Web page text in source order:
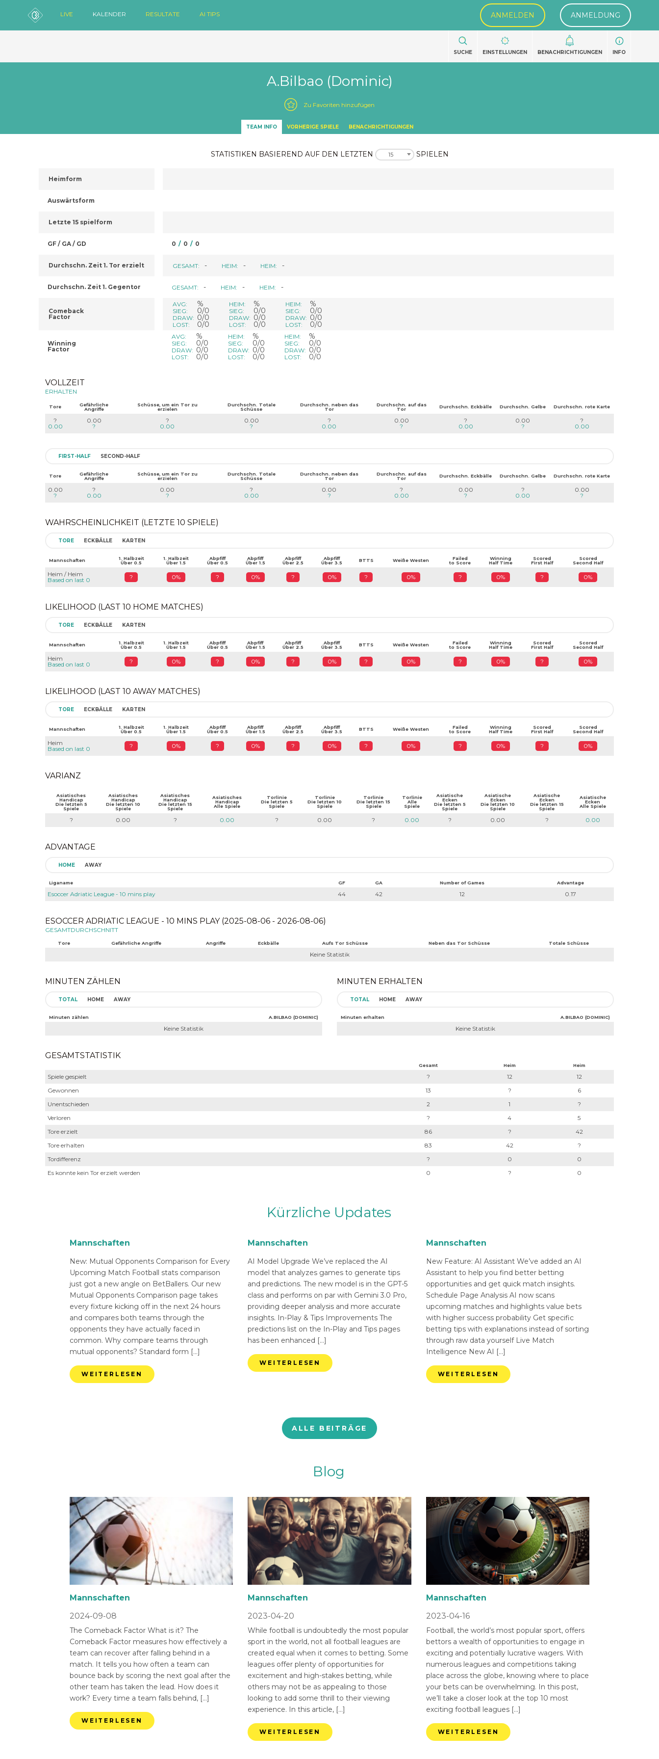
LIVE KALENDER RESULTATE AI TIPS ANMELDEN ANMELDUNG
SUCHE EINSTELLUNGEN BENACHRICHTIGUNGEN INFO
A.Bilbao (Dominic)
Zu Favoriten hinzufügen
TEAM INFO VORHERIGE SPIELE BENACHRICHTIGUNGEN
STATISTIKEN BASIEREND AUF DEN LETZTEN 15 SPIELEN
Heimform
Auswärtsform
Letzte 15 spielform
GF / GA / GD
Durchschn. Zeit 1. Tor erzielt
Durchschn. Zeit 1. Gegentor
Comeback
Factor
Winning
Factor
0 / 0 / 0
GESAMT: - HEIM: - HEIM: -
GESAMT: - HEIM: - HEIM: -
AVG: %
SIEG: 0/0
DRAW: 0/0
LOST: 0/0
HEIM: %
SIEG: 0/0
DRAW: 0/0
LOST: 0/0
HEIM: %
SIEG: 0/0
DRAW: 0/0
LOST: 0/0
AVG: %
SIEG: 0/0
DRAW: 0/0
LOST: 0/0
HEIM: %
SIEG: 0/0
DRAW: 0/0
LOST: 0/0
HEIM: %
SIEG: 0/0
DRAW: 0/0
LOST: 0/0
VOLLZEIT
ERHALTEN
Tore
Gefährliche
Angriffe
Schüsse, um ein Tor zu
erzielen
Durchschn. Totale
Schüsse
Durchschn. neben das
Tor
Durchschn. auf das
Tor
Durchschn. Eckbälle Durchschn. Gelbe Durchschn. rote Karte
?
0.00
0.00
?
?
0.00
0.00
?
?
0.00
0.00
?
?
0.00
0.00
?
?
0.00
FIRST-HALF SECOND-HALF
Tore
Gefährliche
Angriffe
Schüsse, um ein Tor zu
erzielen
Durchschn. Totale
Schüsse
Durchschn. neben das
Tor
Durchschn. auf das
Tor
Durchschn. Eckbälle Durchschn. Gelbe Durchschn. rote Karte
0.00
?
?
0.00
0.00
?
?
0.00
0.00
?
?
0.00
0.00
?
?
0.00
0.00
?
WAHRSCHEINLICHKEIT (LETZTE 10 SPIELE)
TORE ECKBÄLLE KARTEN
Mannschaften
1. Halbzeit
Über 0.5
1. Halbzeit
Über 1.5
Abpfiff
Über 0.5
Abpfiff
Über 1.5
Abpfiff
Über 2.5
Abpfiff
Über 3.5
BTTS Weiße Westen
Failed
to Score
Winning
Half Time
Scored
First Half
Scored
Second Half
Heim / Heim
Based on last 0
? 0% ? 0% ? 0% ? 0% ? 0% ? 0%
LIKELIHOOD (LAST 10 HOME MATCHES)
TORE ECKBÄLLE KARTEN
Mannschaften
1. Halbzeit
Über 0.5
1. Halbzeit
Über 1.5
Abpfiff
Über 0.5
Abpfiff
Über 1.5
Abpfiff
Über 2.5
Abpfiff
Über 3.5
BTTS Weiße Westen
Failed
to Score
Winning
Half Time
Scored
First Half
Scored
Second Half
Heim
Based on last 0
? 0% ? 0% ? 0% ? 0% ? 0% ? 0%
LIKELIHOOD (LAST 10 AWAY MATCHES)
TORE ECKBÄLLE KARTEN
Mannschaften
1. Halbzeit
Über 0.5
1. Halbzeit
Über 1.5
Abpfiff
Über 0.5
Abpfiff
Über 1.5
Abpfiff
Über 2.5
Abpfiff
Über 3.5
BTTS Weiße Westen
Failed
to Score
Winning
Half Time
Scored
First Half
Scored
Second Half
Heim
Based on last 0
? 0% ? 0% ? 0% ? 0% ? 0% ? 0%
VARIANZ
Asiatisches
Handicap
Die letzten 5
Spiele
Asiatisches
Handicap
Die letzten 10
Spiele
Asiatisches
Handicap
Die letzten 15
Spiele
Asiatisches
Handicap
Alle Spiele
Torlinie
Die letzten 5
Spiele
Torlinie
Die letzten 10
Spiele
Torlinie
Die letzten 15
Spiele
Torlinie
Alle
Spiele
Asiatische
Ecken
Die letzten 5
Spiele
Asiatische
Ecken
Die letzten 10
Spiele
Asiatische
Ecken
Die letzten 15
Spiele
Asiatische
Ecken
Alle Spiele
? 0.00 ? 0.00 ? 0.00 ? 0.00 ? 0.00 ? 0.00
ADVANTAGE
HOME AWAY
Liganame GF GA Number of Games Advantage
Esoccer Adriatic League - 10 mins play 44 42 12 0.17
ESOCCER ADRIATIC LEAGUE - 10 MINS PLAY (2025-08-06 - 2026-08-06)
GESAMTDURCHSCHNITT
Tore Gefährliche Angriffe Angriffe Eckbälle Aufs Tor Schüsse Neben das Tor Schüsse Totale Schüsse
Keine Statistik
MINUTEN ZÄHLEN
TOTAL HOME AWAY
Minuten zählen A.BILBAO (DOMINIC)
Keine Statistik
MINUTEN ERHALTEN
TOTAL HOME AWAY
Minuten erhalten A.BILBAO (DOMINIC)
Keine Statistik
GESAMTSTATISTIK
Gesamt Heim Heim
Spiele gespielt ? 12
12
Gewonnen
13 ?
6
Unentschieden
2 1
?
Verloren
? 4
5
Tore erzielt
86 ?
42
Tore erhalten
83 42
?
Tordifferenz
? 0
0
Es konnte kein Tor erzielt werden
0 ? 0
Kürzliche Updates
Mannschaften
New: Mutual Opponents Comparison for Every
Upcoming Match Football stats comparison
just got a new angle on BetBallers. Our new
Mutual Opponents Comparison page takes
every fixture kicking off in the next 24 hours
and compares both teams through the
opponents they have actually faced in
common. Why compare teams through
mutual opponents? Standard form […]
WEITERLESEN
Mannschaften
AI Model Upgrade We’ve replaced the AI
model that analyzes games to generate tips
and predictions. The new model is in the GPT-5
class and performs on par with Gemini 3.0 Pro,
providing deeper analysis and more accurate
insights. In-Play & Tips Improvements The
predictions list on the In-Play and Tips pages
has been enhanced […]
WEITERLESEN
Mannschaften
New Feature: AI Assistant We’ve added an AI
Assistant to help you find better betting
opportunities and get quick match insights.
Schedule Page Analysis AI now scans
upcoming matches and highlights value bets
with higher success probability Get specific
betting tips with explanations instead of sorting
through raw data yourself Live Match
Intelligence New AI […]
WEITERLESEN
ALLE BEITRÄGE
Blog
Mannschaften
2024-09-08
The Comeback Factor What is it? The
Comeback Factor measures how effectively a
team can recover after falling behind in a
match. It tells you how often a team can
bounce back by scoring the next goal after the
other team has taken the lead. How does it
work? Every time a team falls behind, […]
WEITERLESEN
Mannschaften
2023-04-20
While football is undoubtedly the most popular
sport in the world, not all football leagues are
created equal when it comes to betting. Some
leagues offer plenty of opportunities for
excitement and high-stakes betting, while
others may not be as appealing to those
looking to add some thrill to their viewing
experience. In this article, […]
WEITERLESEN
Mannschaften
2023-04-16
Football, the world’s most popular sport, offers
bettors a wealth of opportunities to engage in
exciting and potentially lucrative wagers. With
numerous leagues and competitions taking
place across the globe, knowing where to place
your bets can be overwhelming. In this post,
we’ll take a closer look at the top 10 most
exciting football leagues […]
WEITERLESEN